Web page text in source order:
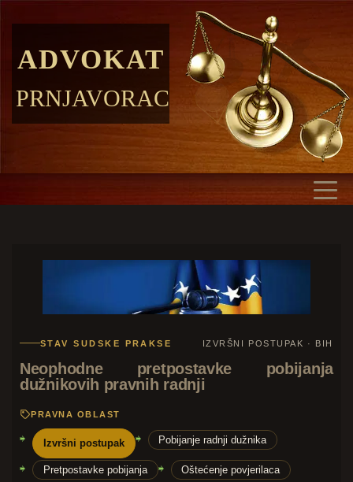
ADVOKAT
PRNJAVORAC
STAV SUDSKE PRAKSE IZVRŠNI POSTUPAK · BIH
Neophodne pretpostavke pobijanja
dužnikovih pravnih radnji
PRAVNA OBLAST
Izvršni postupak Pobijanje radnji dužnika
Pretpostavke pobijanja Oštećenje povjerilaca